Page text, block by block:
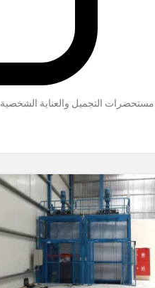
مستحضرات التجميل والعناية الشخصية